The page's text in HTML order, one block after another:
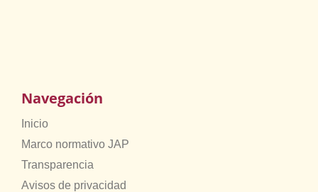
Navegación
Inicio
Marco normativo JAP
Transparencia
Avisos de privacidad